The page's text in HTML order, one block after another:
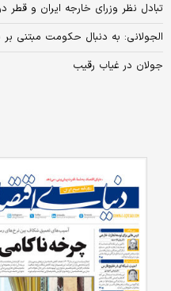
تبادل نظر وزرای خارجه ایران و قطر
الجولانی: به دنبال حکومت مبتنی
جولان در غیاب رقیب